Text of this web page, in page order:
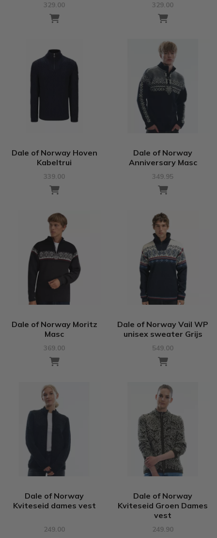
329.00 329.00
Dale of Norway Hoven
Kabeltrui
339.00
Dale of Norway
Anniversary Masc
349.95
Dale of Norway Moritz
Masc
369.00
Dale of Norway Vail WP
unisex sweater Grijs
549.00
Dale of Norway
Kviteseid dames vest
249.00
Dale of Norway
Kviteseid Groen Dames
vest
249.90